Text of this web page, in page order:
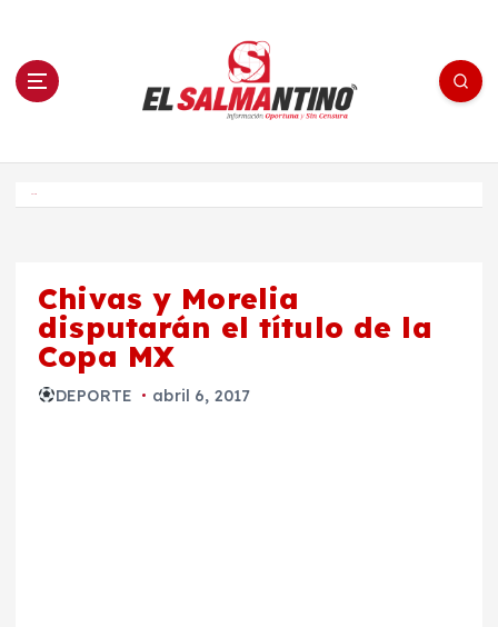
n El Salmantino - medios/noticias/editorial
Chivas y Morelia
disputarán el título de la
Copa MX
DEPORTE abril 6, 2017